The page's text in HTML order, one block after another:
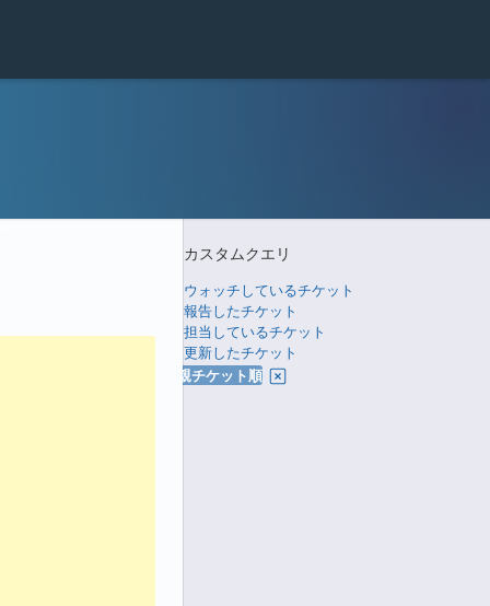
カスタムクエリ
ウォッチしているチケット
報告したチケット
担当しているチケット
更新したチケット
親チケット順